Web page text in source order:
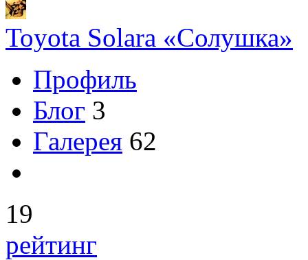
Toyota Solara «Солушка»
Профиль
Блог 3
Галерея 62
19
рейтинг